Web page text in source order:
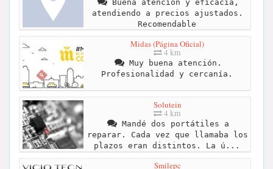
Buena atención y eficacia,
atendiendo a precios ajustados.
Recomendable
Midas (Página Oficial)
4 km
Muy buena atención.
Profesionalidad y cercanía.
Solutein
4 km
Mandé dos portátiles a
reparar. Cada vez que llamaba los
plazos eran distintos. La ú...
Smilepc